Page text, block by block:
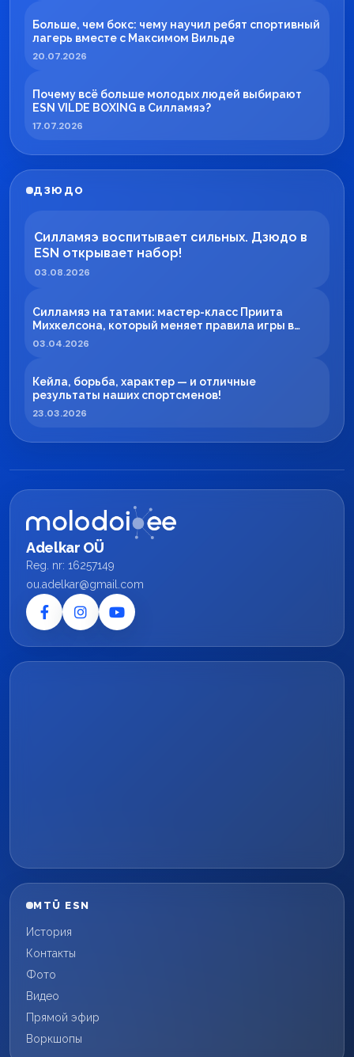
Больше, чем бокс: чему научил ребят спортивный
лагерь вместе с Максимом Вильде
20.07.2026
Почему всё больше молодых людей выбирают
ESN VILDE BOXING в Силламяэ?
17.07.2026
ДЗЮДО
Силламяэ воспитывает сильных. Дзюдо в
ESN открывает набор!
03.08.2026
Силламяэ на татами: мастер-класс Приита
Михкелсона, который меняет правила игры в
регионе
03.04.2026
Кейла, борьба, характер — и отличные
результаты наших спортсменов!
23.03.2026
Adelkar OÜ
Reg. nr: 16257149
ou.adelkar@gmail.com
MTÜ ESN
История
Контакты
Фото
Видео
Прямой эфир
Воркшопы